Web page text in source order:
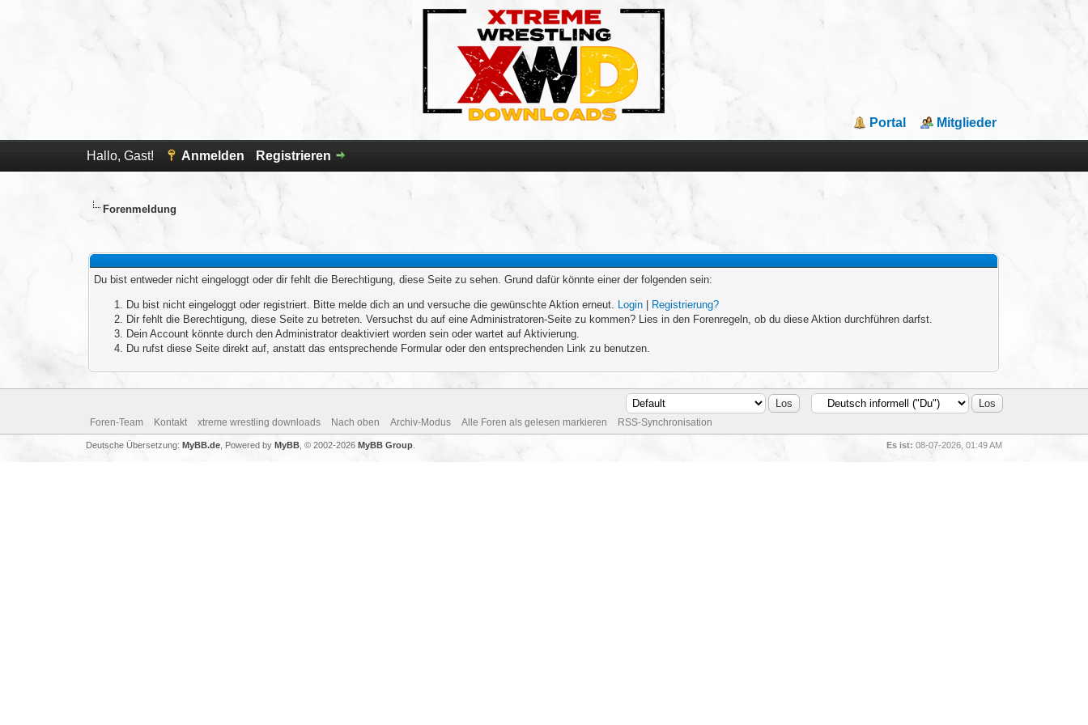
Portal Mitglieder
Hallo, Gast! Anmelden Registrieren
Forenmeldung
Du bist entweder nicht eingeloggt oder dir fehlt die Berechtigung, diese Seite zu sehen. Grund dafür könnte einer der folgenden sein:
Du bist nicht eingeloggt oder registriert. Bitte melde dich an und versuche die gewünschte Aktion erneut. Login
Registrierung?
Dir fehlt die Berechtigung, diese Seite zu betreten. Versuchst du auf eine Administratoren-Seite zu kommen? Lies in den Forenregeln, ob du diese Aktion durchführen darfst.
Dein Account könnte durch den Administrator deaktiviert worden sein oder wartet auf Aktivierung.
Du rufst diese Seite direkt auf, anstatt das entsprechende Formular oder den entsprechenden Link zu benutzen.
Foren-Team Kontakt xtreme wrestling downloads Nach oben Archiv-Modus Alle Foren als gelesen markieren RSS-Synchronisation
Es ist: 08-07-2026, 01:49 AM
Deutsche Übersetzung: MyBB.de, Powered by MyBB, © 2002-2026 MyBB Group.